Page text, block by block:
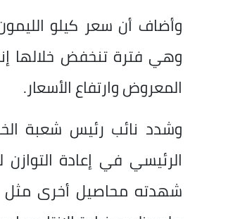
وأضاف أن سعر كيلو
وهي فترة تنخفض خلالها
المعروض وارتفاع الأسعار.
وشدد نائب رئيس شعبة
الرئيسي في إعادة
شهدته محاصيل أخرى مثل